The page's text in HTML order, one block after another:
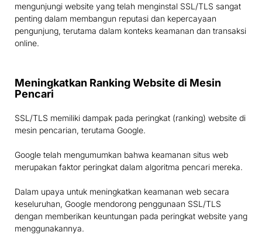
mengunjungi website yang telah menginstal SSL/TLS sangat
penting dalam membangun reputasi dan kepercayaan
pengunjung, terutama dalam konteks keamanan dan transaksi
online.
Meningkatkan Ranking Website di Mesin
Pencari
SSL/TLS memiliki dampak pada peringkat (ranking) website di
mesin pencarian, terutama Google.
Google telah mengumumkan bahwa keamanan situs web
merupakan faktor peringkat dalam algoritma pencari mereka.
Dalam upaya untuk meningkatkan keamanan web secara
keseluruhan, Google mendorong penggunaan SSL/TLS
dengan memberikan keuntungan pada peringkat website yang
menggunakannya.